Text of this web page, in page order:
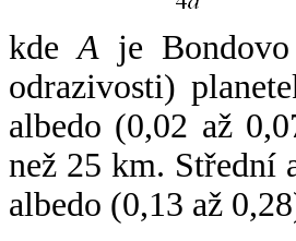
kdeA je
odrazivosti)
albedo (0,02 až
než 25 km. Střední
albedo (0,13 až